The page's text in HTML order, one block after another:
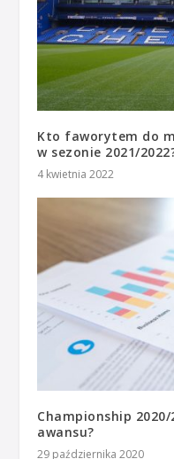
Kto faworytem do
w sezonie 2021/
4 kwietnia 2022
Championship
awansu?
29 października 2020